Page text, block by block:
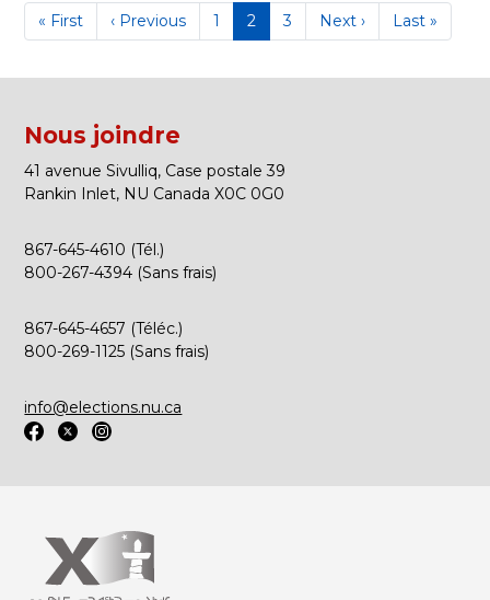
Pagination
Première
page
« First
Page
précédente
‹ Previous Page
1
Page
courante
2 Page
3
Page
suivante
Next ›
Dernière
page
Last »
Nous joindre
41 avenue Sivulliq, Case postale 39
Rankin Inlet, NU Canada X0C 0G0
867-645-4610 (Tél.)
800-267-4394 (Sans frais)
867-645-4657 (Téléc.)
800-269-1125 (Sans frais)
info@elections.nu.ca